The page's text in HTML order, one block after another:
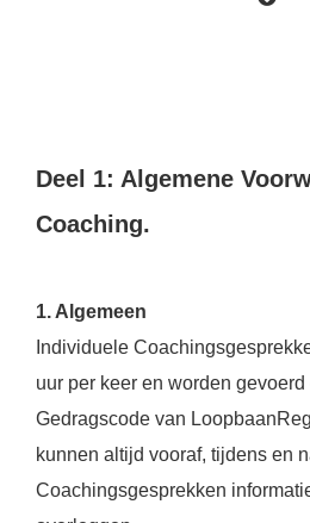
Deel 1: Algemene
Coaching.
1. Algemeen
Individuele
uur per keer en worden
Gedragscode van
kunnen altijd vooraf, tijdens en
Coachingsgesprekken
om
over
van